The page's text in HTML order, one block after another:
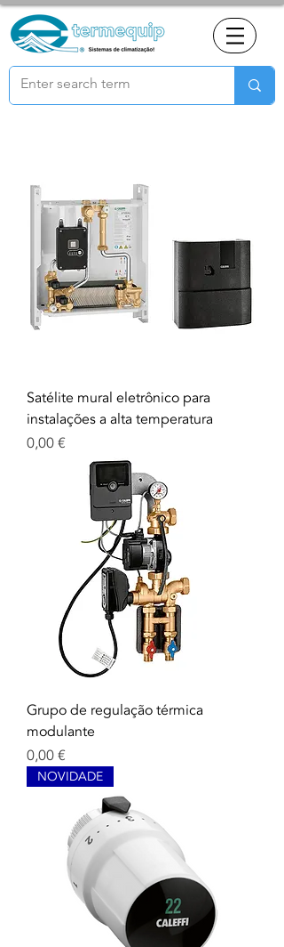
Satélite mural eletrônico para
instalações a alta temperatura
Prix
0,00 €
Grupo de regulação térmica
modulante
Prix
0,00 €
NOVIDADE